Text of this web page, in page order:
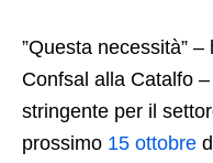
”Questa necessità”
Confsal alla Catalfo –
stringente per il
prossimo 15 ottobre